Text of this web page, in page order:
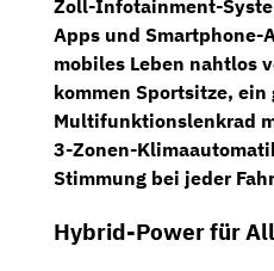
Zoll-Infotainment-
Apps und Smartphone-
mobiles Leben nahtlos
kommen Sportsitze, ein
Multifunktionslenkrad
3-Zonen-
Stimmung bei jeder
Hybrid-Power für